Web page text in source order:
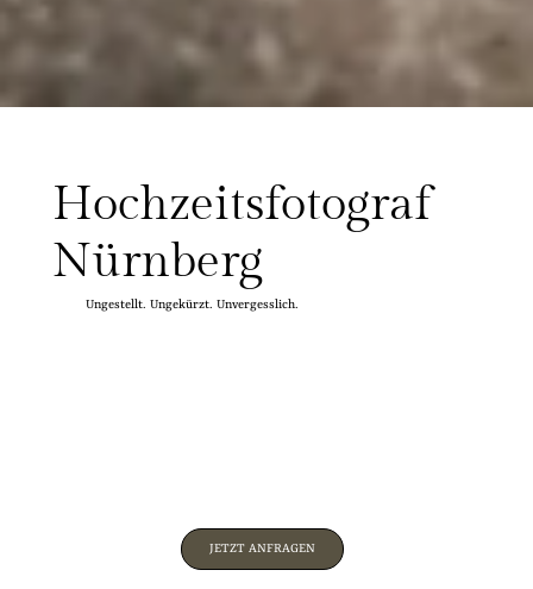
Hochzeitsfotograf
Nürnberg
Ungestellt. Ungekürzt. Unvergesslich.
JETZT ANFRAGEN